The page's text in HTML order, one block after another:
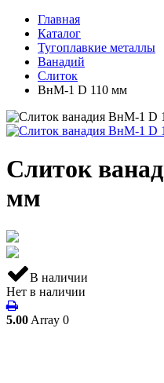
Главная
Каталог
Тугоплавкие металлы
Ванадий
Слиток
ВнМ-1 D 110 мм
Слиток
мм
В наличии
Нет в наличии
5.00 Array 0